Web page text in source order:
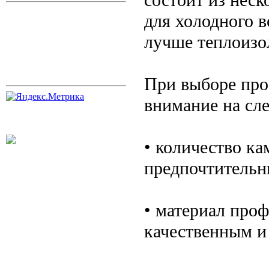
для холодного
лучше
При выборе
внимание на
• количество
• материал
качественным